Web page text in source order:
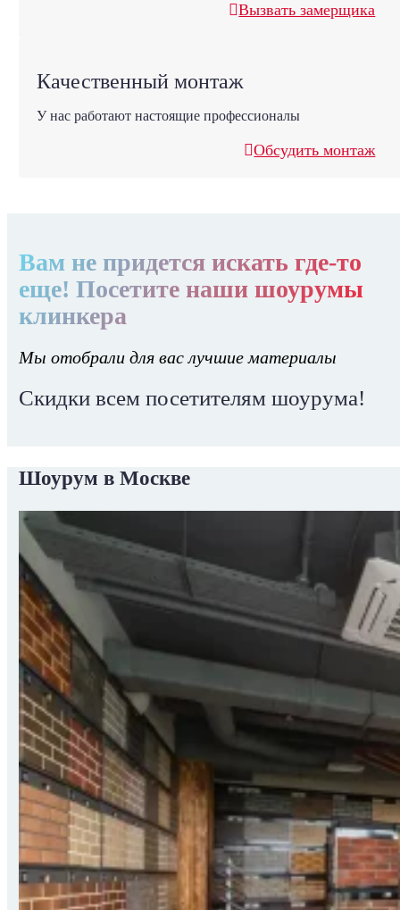
Вызвать замерщика
Качественный монтаж
У нас работают настоящие профессионалы
Обсудить монтаж
Вам не придется искать где-то
еще! Посетите наши шоурумы
клинкера
Мы отобрали для вас лучшие материалы
Скидки всем посетителям шоурума!
Шоурум в Москве